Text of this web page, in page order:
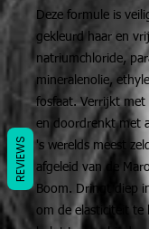
Deze formule is
gekleurd haar en
natriumchloride,
mineralenolie,
fosfaat. Verrijkt
en doordrenkt met
's werelds meest
afgeleid van de
Boom. Dringt diep
om de elasticiteit te
REVIEWS